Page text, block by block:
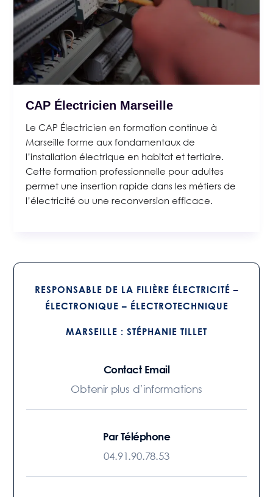
CAP Électricien Marseille
Le CAP Électricien en formation continue à
Marseille forme aux fondamentaux de
l’installation électrique en habitat et tertiaire.
Cette formation professionnelle pour adultes
permet une insertion rapide dans les métiers de
l’électricité ou une reconversion efficace.
RESPONSABLE DE LA FILIÈRE ÉLECTRICITÉ –
ÉLECTRONIQUE – ÉLECTROTECHNIQUE
MARSEILLE : STÉPHANIE TILLET
Contact Email
Obtenir plus d’informations
Par Téléphone
04.91.90.78.53